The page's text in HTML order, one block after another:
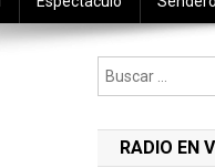
RADIO EN